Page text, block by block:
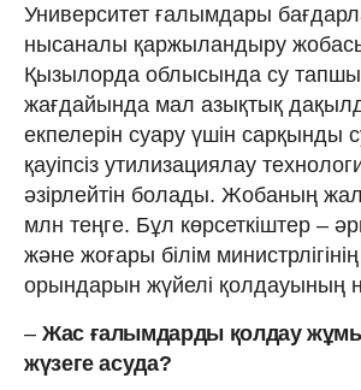
Университет ғалымдары
нысаналы қаржыландыру
Қызылорда облысында су
жағдайында мал азықтық
екпелерін суару үшін сарқынды
қауіпсіз утилизациялау
әзірлейтін болады. Жобаның
млн теңге. Бұл көрсеткіштер –
және жоғары білім
орындарын жүйелі қолдауының
– Жас ғалымдарды қолдау
жүзеге асуда?